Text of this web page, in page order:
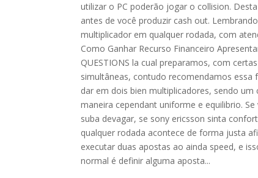
utilizar o PC poderão jogar o collision.
antes de você produzir cash out.
multiplicador em qualquer rodada, com
Como Ganhar Recurso Financeiro
QUESTIONS la cual preparamos, com
simultâneas, contudo recomendamos essa
dar em dois bien multiplicadores, sendo
maneira cependant uniforme e equilibrio.
suba devagar, se sony ericsson sinta
qualquer rodada acontece de forma justa
executar duas apostas ao ainda speed, e
normal é definir alguma aposta...